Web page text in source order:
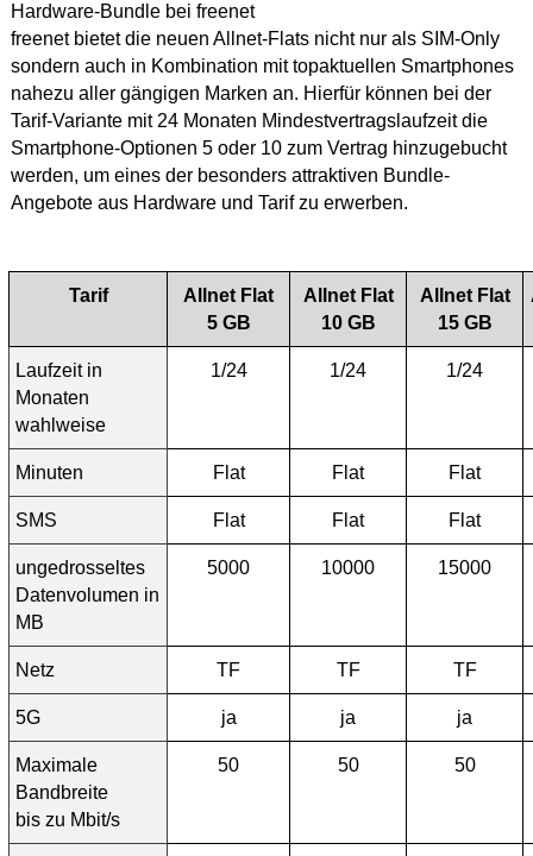
Hardware-Bundle bei freenet
freenet bietet die neuen Allnet-Flats nicht nur als SIM-Only
sondern auch in Kombination mit topaktuellen Smartphones
nahezu aller gängigen Marken an. Hierfür können bei der
Tarif-Variante mit 24 Monaten Mindestvertragslaufzeit die
Smartphone-Optionen 5 oder 10 zum Vertrag hinzugebucht
werden, um eines der besonders attraktiven Bundle-
Angebote aus Hardware und Tarif zu erwerben.
Tarif
Allnet Flat
5 GB
Allnet Flat
10 GB
Allnet Flat
15 GB
Laufzeit in
Monaten
wahlweise
1/24 1/24 1/24
Minuten Flat Flat Flat
SMS Flat Flat Flat
ungedrosseltes
Datenvolumen in
MB
5000 10000 15000
Netz TF TF TF
5G ja ja ja
Maximale
Bandbreite
bis zu Mbit/s
50 50 50